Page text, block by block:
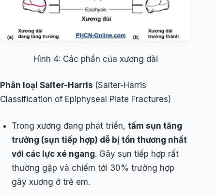
Hình 4: Các phần của xương dài
Phân loại Salter-Harris (Salter-Harris
Classification of Epiphyseal Plate Fractures)
Trong xương đang phát triển, tấm sụn tăng
trưởng (sụn tiếp hợp) dễ bị tổn thương nhất
với các lực xé ngang. Gãy sụn tiếp hợp rất
thường gặp và chiếm tới 30% trường hợp
gãy xương ở trẻ em.